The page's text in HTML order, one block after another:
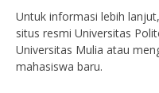
Untuk informasi lebih
situs resmi Universitas
Universitas Mulia atau
mahasiswa baru.